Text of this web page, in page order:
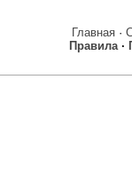
Главная·
Правила·